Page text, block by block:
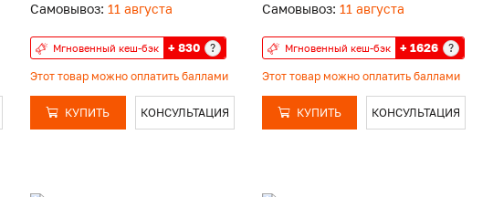
Самовывоз: 11 августа
Мгновенный кеш-бэк + 830 ?
Этот товар можно оплатить баллами
КУПИТЬ КОНСУЛЬТАЦИЯ
Самовывоз: 11 августа
Мгновенный кеш-бэк + 1626 ?
Этот товар можно оплатить баллами
КУПИТЬ КОНСУЛЬТАЦИЯ